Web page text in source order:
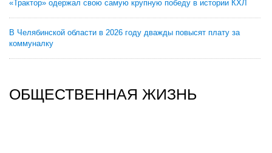
«Трактор» одержал свою самую крупную победу в истории КХЛ
В Челябинской области в 2026 году дважды повысят плату за
коммуналку
ОБЩЕСТВЕННАЯ ЖИЗНЬ